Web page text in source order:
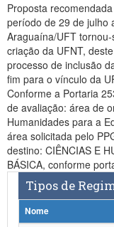
Ministério da Mulher, da
Secretaria-Geral
Secretaria de Governo
Gabinete de Segurança
Advocacia-Geral da União
Banco Central do Brasil
Planalto
Proposta
período de 29 de julho a 02
Araguaína/UFT
criação da UFNT,
processo de inclusão
fim para o vínculo da
Conforme a Portaria
de avaliação: área de origem História e área de
Humanidades para a
área solicitada pelo
destino: CIÊNCIAS E
BÁSICA, conforme
Tipos de
Nome